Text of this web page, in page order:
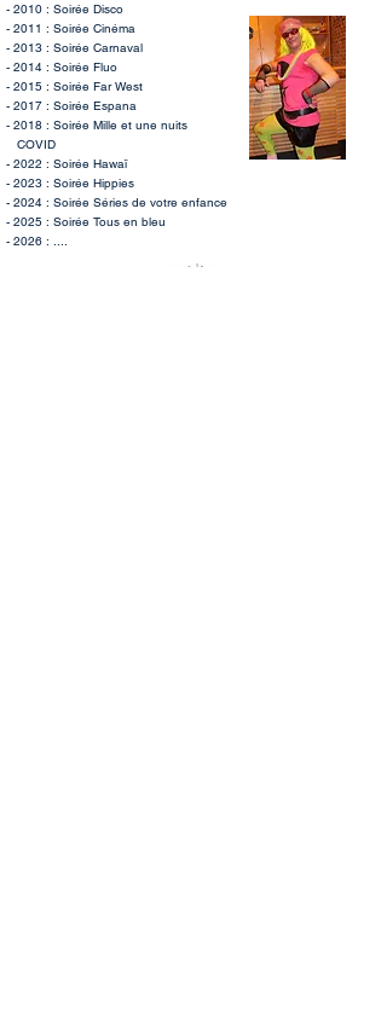
- 2010 : Soirée Disco
- 2011 : Soirée Cinéma
- 2013 : Soirée Carnaval
- 2014 : Soirée Fluo
- 2015 : Soirée Far West
- 2017 : Soirée Espana
- 2018 : Soirée Mille et une nuits
COVID
- 2022 : Soirée Hawaï
- 2023 : Soirée Hippies
- 2024 : Soirée Séries de votre enfance
- 2025 : Soirée Tous en bleu
- 2026 : ....